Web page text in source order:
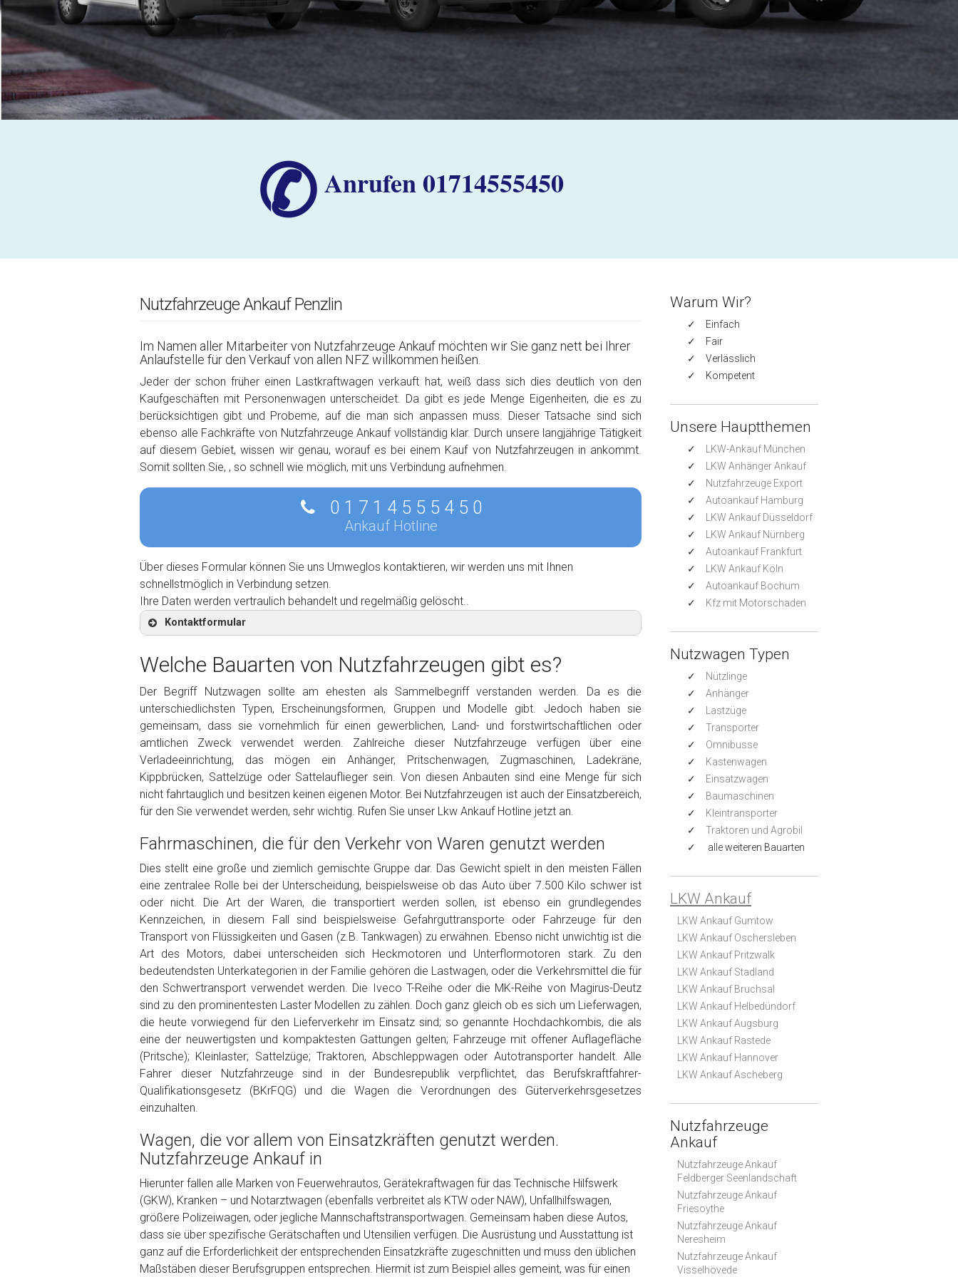
✆Anrufen 01714555450
Nutzfahrzeuge Ankauf Penzlin
Im Namen aller Mitarbeiter von Nutzfahrzeuge Ankauf möchten wir Sie ganz nett bei Ihrer
Anlaufstelle für den Verkauf von allen NFZ willkommen heißen.
Jeder der schon früher einen Lastkraftwagen verkauft hat, weiß dass sich dies deutlich von den
Kaufgeschäften mit Personenwagen unterscheidet. Da gibt es jede Menge Eigenheiten, die es zu
berücksichtigen gibt und Probeme, auf die man sich anpassen muss. Dieser Tatsache sind sich
ebenso alle Fachkräfte von Nutzfahrzeuge Ankauf vollständig klar. Durch unsere langjährige Tätigkeit
auf diesem Gebiet, wissen wir genau, worauf es bei einem Kauf von Nutzfahrzeugen in ankommt.
Somit sollten Sie, , so schnell wie möglich, mit uns Verbindung aufnehmen.
0 1 7 1 4 5 5 5 4 5 0
Ankauf Hotline
Über dieses Formular können Sie uns Umweglos kontaktieren, wir werden uns mit Ihnen
schnellstmöglich in Verbindung setzen.
Ihre Daten werden vertraulich behandelt und regelmäßig gelöscht..
Kontaktformular
Kontaktformular
Marke*
Model*
Baujahr
Getriebe
Bekannte Schäden
Kilometerstand
Preisvorstellung
Name*
Telefon
Email
PLZ und Ort
Foto Nr. 1
Welche Bauarten von Nutzfahrzeugen gibt es?
Der Begriff Nutzwagen sollte am ehesten als Sammelbegriff verstanden werden. Da es die
unterschiedlichsten Typen, Erscheinungsformen, Gruppen und Modelle gibt. Jedoch haben sie
gemeinsam, dass sie vornehmlich für einen gewerblichen, Land- und forstwirtschaftlichen oder
amtlichen Zweck verwendet werden. Zahlreiche dieser Nutzfahrzeuge verfügen über eine
Verladeeinrichtung, das mögen ein Anhänger, Pritschenwagen, Zugmaschinen, Ladekräne,
Kippbrücken, Sattelzüge oder Sattelauflieger sein. Von diesen Anbauten sind eine Menge für sich
nicht fahrtauglich und besitzen keinen eigenen Motor. Bei Nutzfahrzeugen ist auch der Einsatzbereich,
für den Sie verwendet werden, sehr wichtig. Rufen Sie unser Lkw Ankauf Hotline jetzt an.
Fahrmaschinen, die für den Verkehr von Waren genutzt werden
Dies stellt eine große und ziemlich gemischte Gruppe dar. Das Gewicht spielt in den meisten Fällen
eine zentralee Rolle bei der Unterscheidung, beispielsweise ob das Auto über 7.500 Kilo schwer ist
oder nicht. Die Art der Waren, die transportiert werden sollen, ist ebenso ein grundlegendes
Kennzeichen, in diesem Fall sind beispielsweise Gefahrguttransporte oder Fahrzeuge für den
Transport von Flüssigkeiten und Gasen (z.B. Tankwagen) zu erwähnen. Ebenso nicht unwichtig ist die
Art des Motors, dabei unterscheiden sich Heckmotoren und Unterflormotoren stark. Zu den
bedeutendsten Unterkategorien in der Familie gehören die Lastwagen, oder die Verkehrsmittel die für
den Schwertransport verwendet werden. Die Iveco T-Reihe oder die MK-Reihe von Magirus-Deutz
sind zu den prominentesten Laster Modellen zu zählen. Doch ganz gleich ob es sich um Lieferwagen,
die heute vorwiegend für den Lieferverkehr im Einsatz sind; so genannte Hochdachkombis, die als
eine der neuwertigsten und kompaktesten Gattungen gelten; Fahrzeuge mit offener Auflagefläche
(Pritsche); Kleinlaster; Sattelzüge; Traktoren, Abschleppwagen oder Autotransporter handelt. Alle
Fahrer dieser Nutzfahrzeuge sind in der Bundesrepublik verpflichtet, das Berufskraftfahrer-
Qualifikationsgesetz (BKrFQG) und die Wagen die Verordnungen des Güterverkehrsgesetzes
einzuhalten.
Wagen, die vor allem von Einsatzkräften genutzt werden.
Nutzfahrzeuge Ankauf in
Hierunter fallen alle Marken von Feuerwehrautos, Gerätekraftwagen für das Technische Hilfswerk
(GKW), Kranken – und Notarztwagen (ebenfalls verbreitet als KTW oder NAW), Unfallhilfswagen,
größere Polizeiwagen, oder jegliche Mannschaftstransportwagen. Gemeinsam haben diese Autos,
dass sie über spezifische Gerätschaften und Utensilien verfügen. Die Ausrüstung und Ausstattung ist
ganz auf die Erforderlichkeit der entsprechenden Einsatzkräfte zugeschnitten und muss den üblichen
Maßstäben dieser Berufsgruppen entsprechen. Hiermit ist zum Beispiel alles gemeint, was für einen
Warum Wir?
Einfach
Fair
Verlässlich
Kompetent
Unsere Hauptthemen
LKW-Ankauf München
LKW Anhänger Ankauf
Nutzfahrzeuge Export
Autoankauf Hamburg
LKW Ankauf Düsseldorf
LKW Ankauf Nürnberg
Autoankauf Frankfurt
LKW Ankauf Köln
Autoankauf Bochum
Kfz mit Motorschaden
Nutzwagen Typen
Nützlinge
Anhänger
Lastzüge
Transporter
Omnibusse
Kastenwagen
Einsatzwagen
Baumaschinen
Kleintransporter
Traktoren und Agrobil
alle weiteren Bauarten
LKW Ankauf
LKW Ankauf Gumtow
LKW Ankauf Oschersleben
LKW Ankauf Pritzwalk
LKW Ankauf Stadland
LKW Ankauf Bruchsal
LKW Ankauf Helbedündorf
LKW Ankauf Augsburg
LKW Ankauf Rastede
LKW Ankauf Hannover
LKW Ankauf Ascheberg
Nutzfahrzeuge
Ankauf
Nutzfahrzeuge Ankauf
Feldberger Seenlandschaft
Nutzfahrzeuge Ankauf
Friesoythe
Nutzfahrzeuge Ankauf
Neresheim
Nutzfahrzeuge Ankauf
Visselhövede